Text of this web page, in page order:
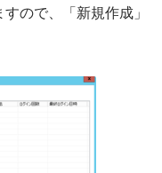
ので、「新規作成」